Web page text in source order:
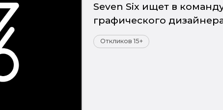
Seven Six ищет в
графического
Откликов 15+